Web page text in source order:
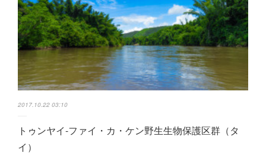
2017.10.22 03:10
トゥンヤイ-ファイ・カ・ケン野生生物保護区群（タ
イ）